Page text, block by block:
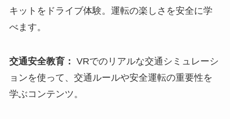
キットをドライブ体験。運転の楽しさを安全に学
べます。
交通安全教育： VRでのリアルな交通シミュレーシ
ョンを使って、交通ルールや安全運転の重要性を
学ぶコンテンツ。